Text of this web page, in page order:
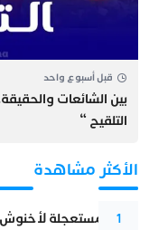
قبل أسبوع واحد
بين الشائعات
التلقيح “
الأكثر مشاهدة
1
عودة مستعجلة